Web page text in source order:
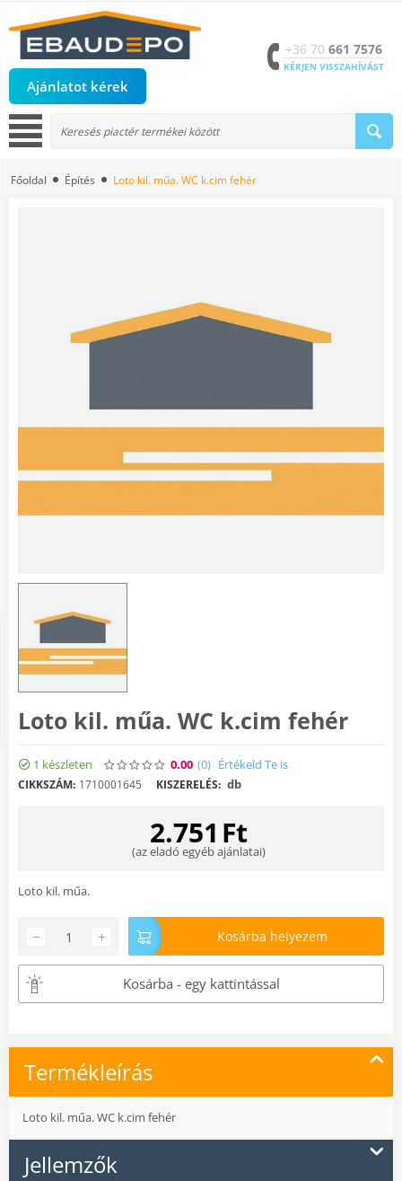
Ajánlatot kérek
+36 70 661 7576
KÉRJEN VISSZAHÍVÁST
Főoldal Építés Loto kil. műa. WC k.cim fehér
Loto kil. műa. WC k.cim fehér
1 készleten 0.00 (0) Értékeld Te is
CIKKSZÁM: 1710001645 KISZERELÉS: db
2.751 Ft
(az eladó egyéb ajánlatai)
Loto kil. műa.
+
− Kosárba helyezem
Kosárba - egy kattintással
Termékleírás
Loto kil. műa. WC k.cim fehér
Jellemzők